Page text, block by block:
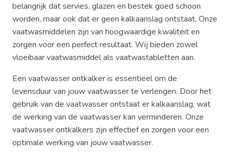
belangrijk dat servies, glazen en bestek goed schoon
worden, maar ook dat er geen kalkaanslag ontstaat. Onze
vaatwasmiddelen zijn van hoogwaardige kwaliteit en
zorgen voor een perfect resultaat. Wij bieden zowel
vloeibaar vaatwasmiddel als vaatwastabletten aan.
Een vaatwasser ontkalker is essentieel om de
levensduur van jouw vaatwasser te verlengen. Door het
gebruik van de vaatwasser ontstaat er kalkaanslag, wat
de werking van de vaatwasser kan verminderen. Onze
vaatwasser ontkalkers zijn effectief en zorgen voor een
optimale werking van jouw vaatwasser.